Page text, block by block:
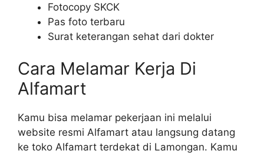
Fotocopy SKCK
Pas foto terbaru
Surat keterangan sehat dari dokter
Cara Melamar Kerja Di
Alfamart
Kamu bisa melamar pekerjaan ini melalui
website resmi Alfamart atau langsung datang
ke toko Alfamart terdekat di Lamongan. Kamu